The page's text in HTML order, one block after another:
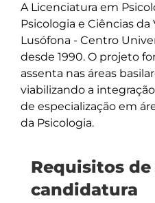
A Licenciatura em
Psicologia e Ciências
Lusófona - Centro
desde 1990. O projeto
assenta nas áreas
viabilizando a
de especialização em
da Psicologia.
Requisitos de
candidatura